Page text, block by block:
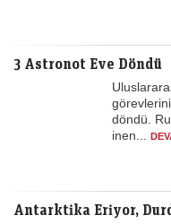
3 Astronot Eve Döndü
döndü.
inen...
Antarktika Eriyor,